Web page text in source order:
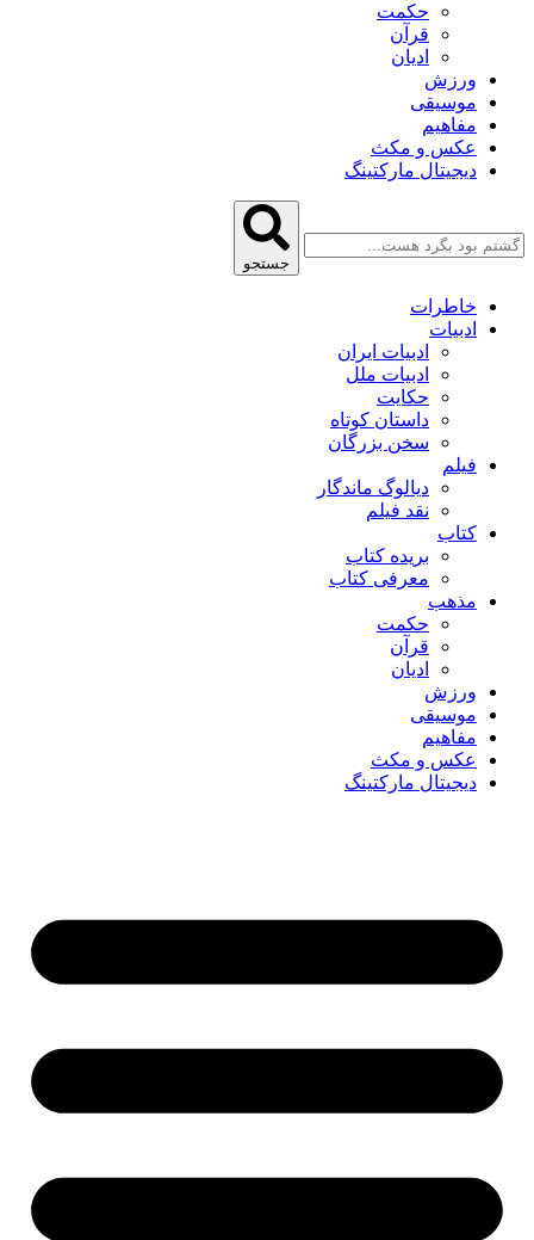
حکمت
قرآن
ادیان
ورزش
موسیقی
مفاهیم
عکس و مکث
دیجیتال مارکتینگ
جستجو
خاطرات
ادبیات
ادبیات ایران
ادبیات ملل
حکایت
داستان کوتاه
سخن بزرگان
فیلم
دیالوگ ماندگار
نقد فیلم
کتاب
بریده کتاب
معرفی کتاب
مذهب
حکمت
قرآن
ادیان
ورزش
موسیقی
مفاهیم
عکس و مکث
دیجیتال مارکتینگ